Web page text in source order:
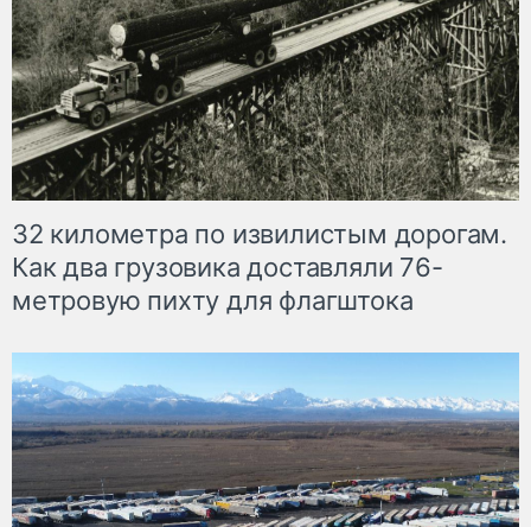
32 километра по извилистым дорогам.
Как два грузовика доставляли 76-
метровую пихту для флагштока